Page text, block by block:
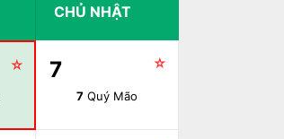
CHỦ NHẬT
☆ 7 ☆
7 Quý Mão